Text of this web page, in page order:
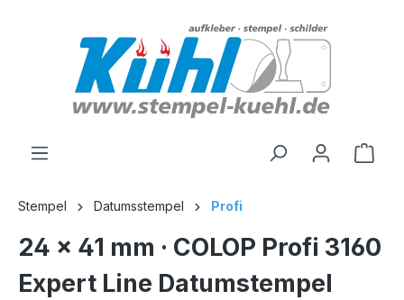
Stempel Datumsstempel Profi
24 x 41 mm · COLOP Profi 3160
Expert Line Datumstempel